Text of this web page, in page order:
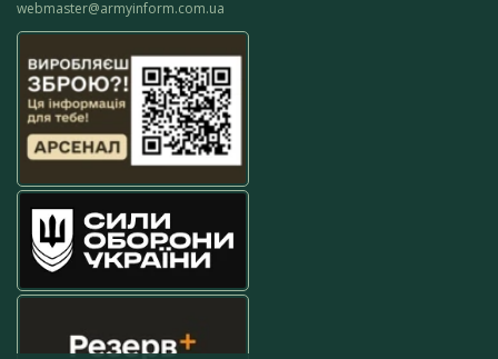
webmaster@armyinform.com.ua